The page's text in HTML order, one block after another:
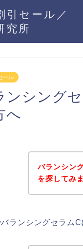
引セール／
究所
ール
ンシング
へ
バランシン
を探してみ
ランシングセラム